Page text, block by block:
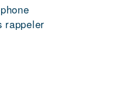
rappeler